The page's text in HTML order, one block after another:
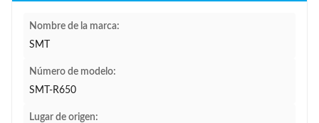
Nombre de la marca:
SMT
Número de modelo:
SMT-R650
Lugar de origen: